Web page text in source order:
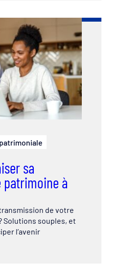
sa
à
de votre
Solutions souples, et
l’avenir